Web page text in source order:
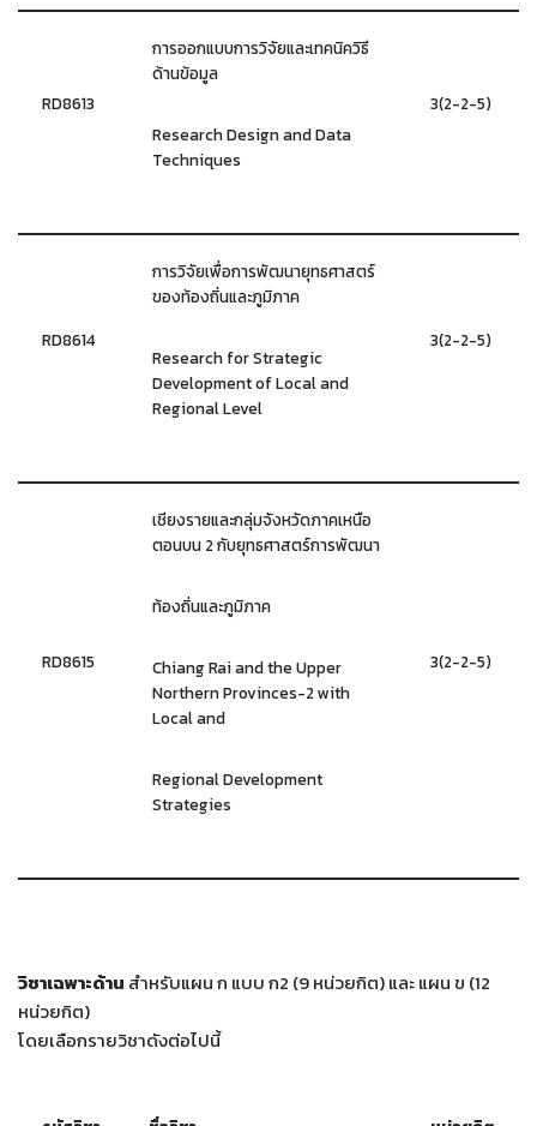
RD8613
การออกแบบการวิจัยและเทคนิควิธี
ด้านข้อมูล
Research Design and Data
Techniques
3(2-2-5)
RD8614
การวิจัยเพื่อการพัฒนายุทธศาสตร์
ของท้องถิ่นและภูมิภาค
Research for Strategic
Development of Local and
Regional Level
3(2-2-5)
RD8615
เชียงรายและกลุ่มจังหวัดภาคเหนือ
ตอนบน 2 กับยุทธศาสตร์การพัฒนา
ท้องถิ่นและภูมิภาค
Chiang Rai and the Upper
Northern Provinces-2 with
Local and
Regional Development
Strategies
3(2-2-5)
วิชาเฉพาะด้าน สำหรับแผน ก แบบ ก2 (9 หน่วยกิต) และ แผน ข (12
หน่วยกิต)
โดยเลือกรายวิชาดังต่อไปนี้